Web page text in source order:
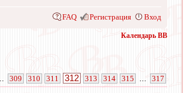
FAQ Регистрация Вход
Календарь ВВ
309 310 311 312 313 314 315 317